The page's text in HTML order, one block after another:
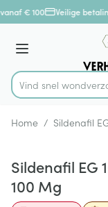
Ga naar de inhoud
1 van 1
€ 100 Veilige
Menu
Product, merk,
Vind snel wondv
Home / Sildenafil
Sildenafil EG
100 Mg